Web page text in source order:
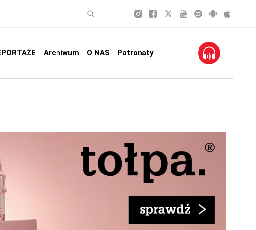
Archiwum O NAS Patronaty